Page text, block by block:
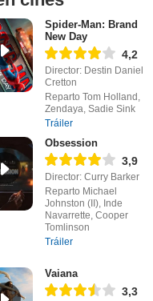
Spider-Man: Brand
New Day
4,2
Director: Destin Daniel
Cretton
Reparto Tom Holland,
Zendaya, Sadie Sink
Tráiler
Obsession
3,9
Director: Curry Barker
Reparto Michael
Johnston (II), Inde
Navarrette, Cooper
Tomlinson
Tráiler
Vaiana
3,3